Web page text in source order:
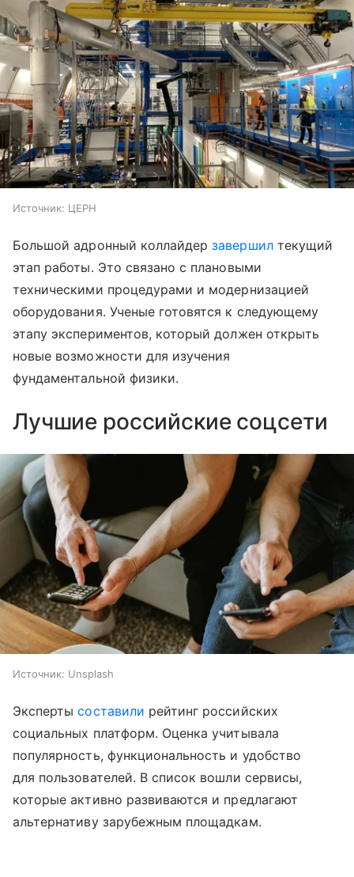
Источник: ЦЕРН
Большой адронный коллайдерзавершилтекущий
этап работы. Это связано с плановыми
техническими процедурами и модернизацией
оборудования. Ученые готовятся к следующему
этапу экспериментов, который должен открыть
новые возможности для изучения
фундаментальной физики.
Лучшие российские соцсети
Источник: Unsplash
Экспертысоставили рейтинг российских
социальных платформ. Оценка учитывала
популярность, функциональность и удобство
для пользователей. В список вошли сервисы,
которые активно развиваются и предлагают
альтернативу зарубежным площадкам.